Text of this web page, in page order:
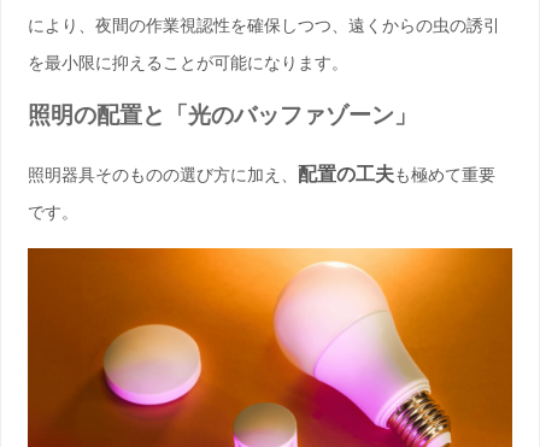
により、夜間の作業視認性を確保しつつ、遠くからの虫の誘引
を最小限に抑えることが可能になります。
照明の配置と「光のバッファゾーン」
照明器具そのものの選び方に加え、 配置の工夫も極めて重要
です。